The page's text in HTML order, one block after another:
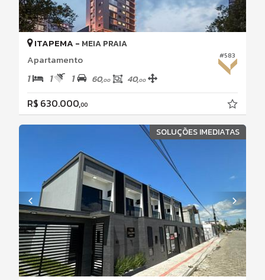
#583
ITAPEMA - MEIA PRAIA
Apartamento
1 1 1 60,00 40,00
R$ 630.000,00
SOLUÇÕES IMEDIATAS